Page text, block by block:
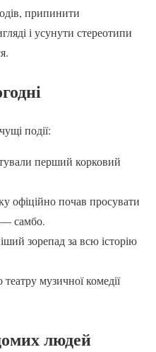
припинити
і усунути стереотипи
події:
перший корковий
офіційно почав просувати
— самбо.
зорепад за всю історію
музичної комедії
людей